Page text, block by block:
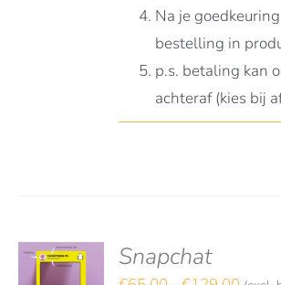
Na je
bestelling in
p.s. betaling kan
achteraf (kies bij
Snapchat